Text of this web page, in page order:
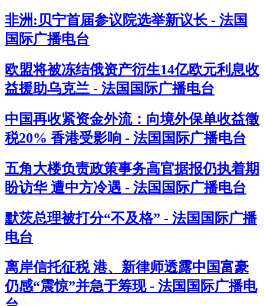
非洲:贝宁首届参议院选举新议长 - 法国
国际广播电台
欧盟将被冻结俄资产衍生14亿欧元利息收
益援助乌克兰 - 法国国际广播电台
中国再收紧资金外流：向境外保单收益徵
税20% 香港受影响 - 法国国际广播电台
五角大楼负责政策事务高官据报仍执着期
盼访华 遭中方冷遇 - 法国国际广播电台
默茨总理被打分“不及格” - 法国国际广播
电台
离岸信托征税 港、新律师透露中国富豪
仍感“震惊”并急于筹现 - 法国国际广播电